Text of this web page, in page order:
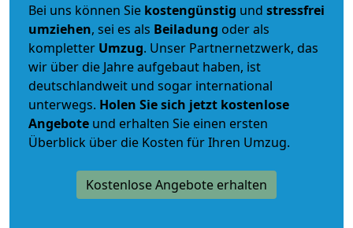
Bei uns können Sie kostengünstig und stressfrei
umziehen, sei es als Beiladung oder als
kompletter Umzug. Unser Partnernetzwerk, das
wir über die Jahre aufgebaut haben, ist
deutschlandweit und sogar international
unterwegs. Holen Sie sich jetzt kostenlose
Angebote und erhalten Sie einen ersten
Überblick über die Kosten für Ihren Umzug.
Kostenlose Angebote erhalten